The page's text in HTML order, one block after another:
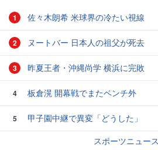
1 佐々木朗希 米球界の冷たい視線
2 ヌートバー 日本人の祖父が死去
3 昨夏王者・沖縄尚学 横浜に完敗
4 板倉滉 開幕戦でまたベンチ外
5
甲子園中継で異変「どうした」
スポーツニュー